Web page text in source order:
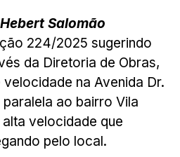
Salomão
224/2025 sugerindo
da Diretoria de Obras,
na Avenida Dr.
ao bairro Vila
velocidade que
pelo local.